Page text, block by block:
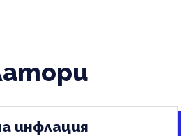
инфлация